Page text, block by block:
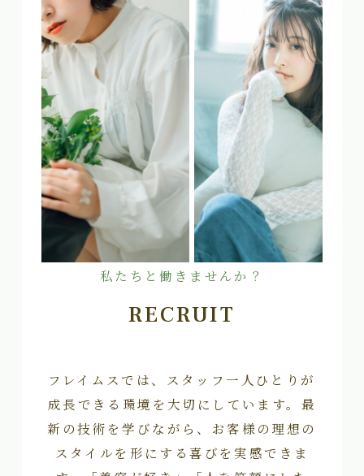
私たちと働きませんか？
RECRUIT
フレイムスでは、スタッフ一人ひとりが
成長できる環境を大切にしています。最
新の技術を学びながら、お客様の理想の
スタイルを形にする喜びを実感できま